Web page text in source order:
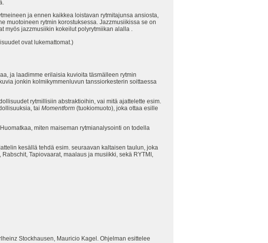
ja ennen kaikkea loistavan rytmitajunsa ansiosta,
muotoineen rytmin korostuksessa. Jazzmusiikissa se on
myös jazzmusiikin kokeilut polyrytmiikan alalla .
ovat lukemattomat.)
ja laadimme erilaisia kuvioita täsmälleen rytmin
jonkin kolmikymmenluvun tanssiorkesterin soittaessa
rytmillisiin abstraktioihin, vai mitä ajattelette esim.
tai Momentform (tuokiomuoto), joka ottaa esille
miten maiseman rytmianalysointi on todella
kesällä tehdä esim. seuraavan kaltaisen taulun, joka
Tapiovaarat, maalaus ja musiikki, sekä RYTMI,
Stockhausen, Mauricio Kagel. Ohjelman esittelee